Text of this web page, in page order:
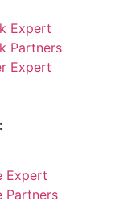
Expert
Partners
Expert
Expert
Partners